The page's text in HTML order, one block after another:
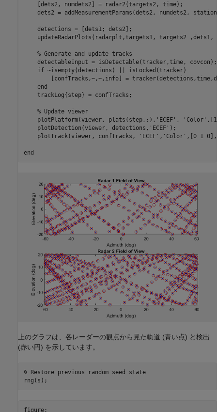
    [dets2, numdets2] = radar2(targets2, time);
dets2 = addMeasurementParams(dets2, numdets2,
    detections = [dets1; dets2];
updateRadarPlots(radarplt,targets1, targets2 ,dets1,
% Generate and update tracks
    detectableInput = isDetectable(tracker,time, covcon);
if ~isempty(detections) || isLocked(tracker)
[confTracks,~,~,info] =
end
    trackLog{step} = confTracks;
% Update viewer
    plotPlatform(viewer, plats(step,:),
'ECEF' , 'Color'
    plotDetection(viewer, detections,
'ECEF' );
    plotTrack(viewer, confTracks,
'ECEF' , 'Color' ,[0 1
end
上のグラフは、各レーダーの観点から見た軌道 (青い点) と検出
(赤い円) を示しています。
% Restore previous random seed state
rng(s);
figure;